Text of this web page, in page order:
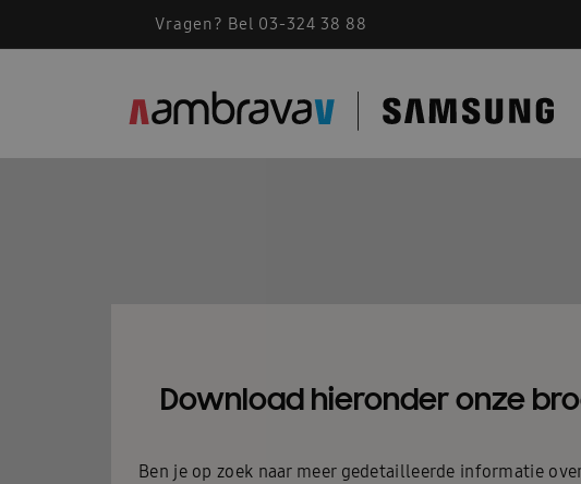
Vragen? Bel 03-324 38 88
Download hieronder onze
Ben je op zoek naar meer gedetailleerde informatie